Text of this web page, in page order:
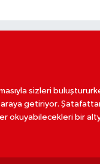
sizleri
getiriyor.
okuyabilecekleri bir